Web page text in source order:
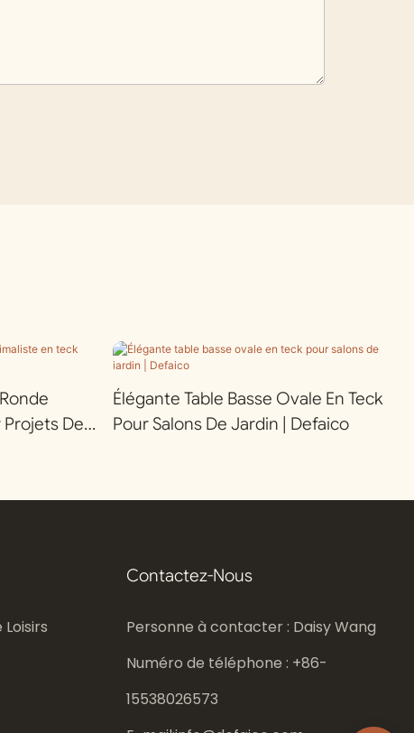
Projets De
Élégante Table Basse Ovale En Teck
Pour Salons De Jardin | Defaico
Contactez-Nous
Personne à contacter : Daisy Wang
Numéro de téléphone : +86-
15538026573